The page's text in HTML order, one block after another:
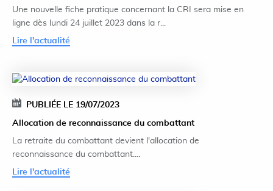
Une nouvelle fiche pratique concernant la CRI sera mise en
ligne dès lundi 24 juillet 2023 dans la r...
Lire l'actualité
PUBLIÉE LE 19/07/2023
Allocation de reconnaissance du combattant
La retraite du combattant devient l'allocation de
reconnaissance du combattant....
Lire l'actualité